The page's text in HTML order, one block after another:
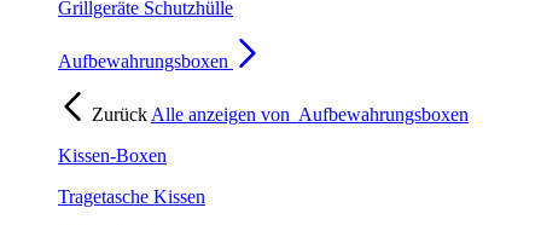
Grillgeräte Schutzhülle
Aufbewahrungsboxen
Zurück Alle anzeigen von Aufbewahrungsboxen
Kissen-Boxen
Tragetasche Kissen